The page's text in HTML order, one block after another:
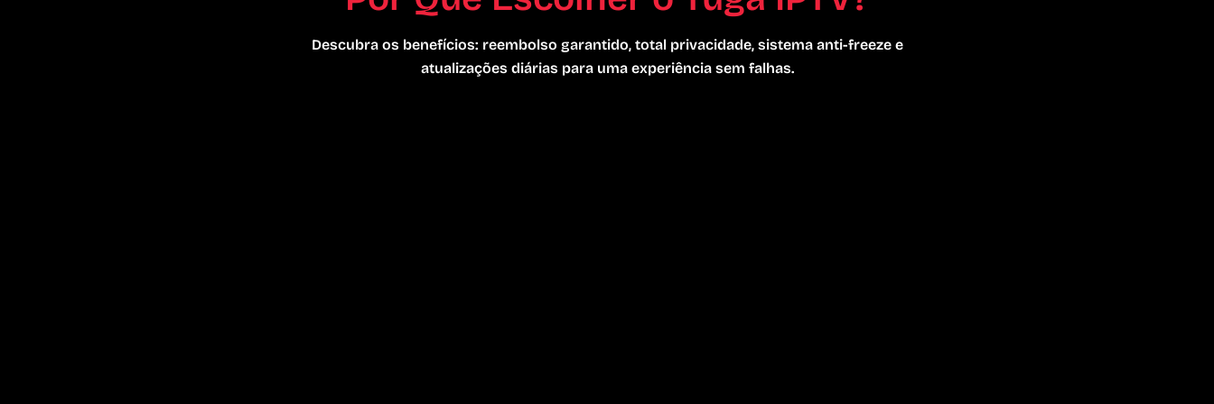
Descubra os benefícios: reembolso garantido, total privacidade, sistema anti-freeze e
atualizações diárias para uma experiência sem falhas.